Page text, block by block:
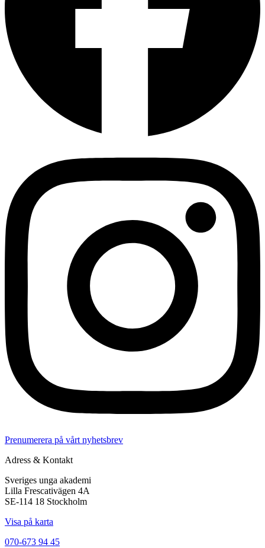
Prenumerera på vårt nyhetsbrev
Adress & Kontakt
Sveriges unga akademi
Lilla Frescativägen 4A
SE-114 18 Stockholm
Visa på karta
070-673 94 45